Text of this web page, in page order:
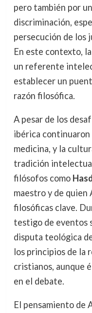
pero también por
discriminación,
persecución de los
En este contexto,
un referente
establecer un
razón filosófica.
A pesar de los
ibérica
medicina, y la
tradición
filósofos como
maestro y de quien
filosóficas clave.
testigo de eventos
disputa teológica
los principios de la
cristianos, aunque
en el debate.
El pensamiento de